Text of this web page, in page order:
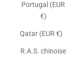
Portugal (EUR
€)
Qatar (EUR €)
R.A.S. chinoise